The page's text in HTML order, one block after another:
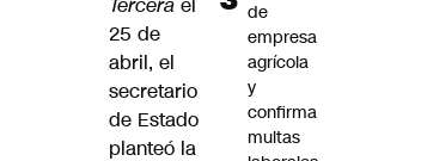
25 de
abril, el
secretario
de Estado
planteó la
de
empresa
agrícola
y
confirma
multas